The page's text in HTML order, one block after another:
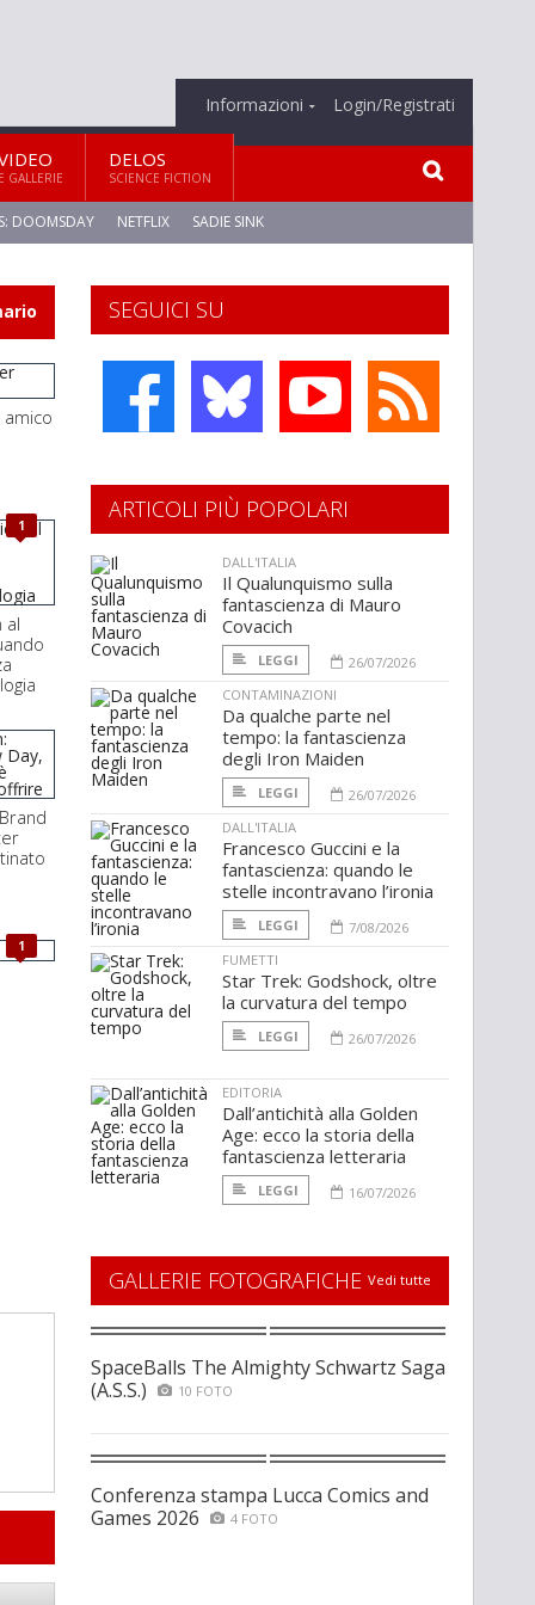
Informazioni Login/Registrati
E GALLERIE
DELOS
SCIENCE FICTION
DOOMSDAY NETFLIX SADIE SINK
1
al
1
SEGUICI SU
ARTICOLI PIÙ POPOLARI
DALL'ITALIA
Il Qualunquismo sulla
fantascienza di Mauro
Covacich
LEGGI
26/07/2026
CONTAMINAZIONI
Da qualche parte nel
tempo: la fantascienza
degli Iron Maiden
LEGGI
26/07/2026
DALL'ITALIA
Francesco Guccini e la
fantascienza: quando le
stelle incontravano l’ironia
LEGGI
7/08/2026
FUMETTI
Star Trek: Godshock, oltre
la curvatura del tempo
LEGGI 26/07/2026
EDITORIA
Dall’antichità alla Golden
Age: ecco la storia della
fantascienza letteraria
LEGGI 16/07/2026
GALLERIE FOTOGRAFICHE Vedi tutte
SpaceBalls The Almighty Schwartz Saga
(A.S.S.)
10 FOTO
Conferenza stampa Lucca Comics and
Games 2026
4 FOTO